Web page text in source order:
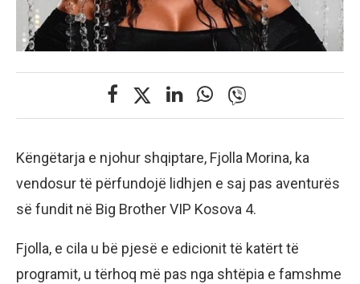
Këngëtarja e njohur shqiptare, Fjolla Morina, ka
vendosur të përfundojë lidhjen e saj pas aventurës
së fundit në Big Brother VIP Kosova 4.
Fjolla, e cila u bë pjesë e edicionit të katërt të
programit, u tërhoq më pas nga shtëpia e famshme